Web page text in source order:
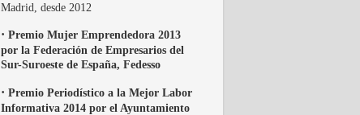
Madrid, desde 2012
· Premio Mujer Emprendedora 2013
por la Federación de Empresarios del
Sur-Suroeste de España, Fedesso
· Premio Periodístico a la Mejor Labor
Informativa 2014 por el Ayuntamiento